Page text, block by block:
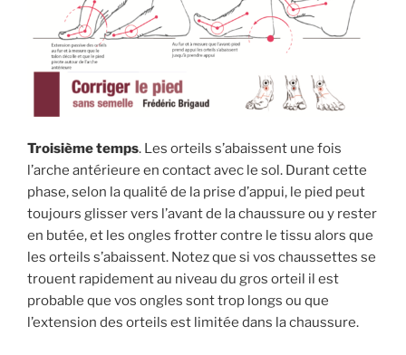
Troisième temps. Les orteils s’abaissent une fois
l’arche antérieure en contact avec le sol. Durant cette
phase, selon la qualité de la prise d’appui, le pied peut
toujours glisser vers l’avant de la chaussure ou y rester
en butée, et les ongles frotter contre le tissu alors que
les orteils s’abaissent. Notez que si vos chaussettes se
trouent rapidement au niveau du gros orteil il est
probable que vos ongles sont trop longs ou que
l’extension des orteils est limitée dans la chaussure.